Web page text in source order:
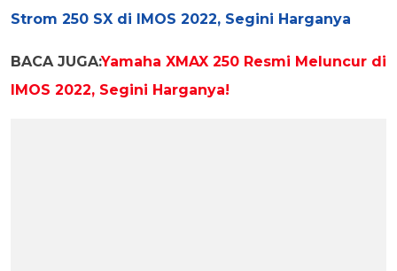
Strom 250 SX di IMOS 2022, Segini Harganya
BACA JUGA:Yamaha XMAX 250 Resmi Meluncur di
IMOS 2022, Segini Harganya!